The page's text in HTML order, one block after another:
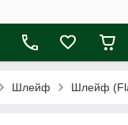
Шлейф Шлейф